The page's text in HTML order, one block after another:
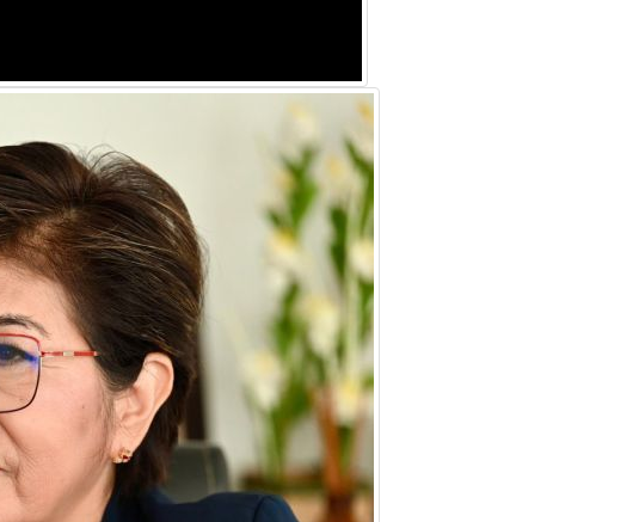
subir
o
bajar
volumen.